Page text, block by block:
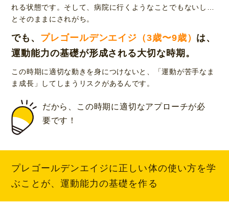
れる状態です。そして、病院に行くようなことでもないし…
とそのままにされがち。
でも、 プレゴールデンエイジ（3歳〜9歳） は、
運動能力の基礎が形成される大切な時期。
この時期に適切な動きを身につけないと、「運動が苦手なま
ま成長」してしまうリスクがあるんです。
だから、この時期に適切なアプローチが必
要です！
プレゴールデンエイジに正しい体の使い方を学
ぶことが、 運動能力の基礎 を作る